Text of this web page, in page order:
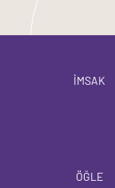
İMSAK
ÖĞLE